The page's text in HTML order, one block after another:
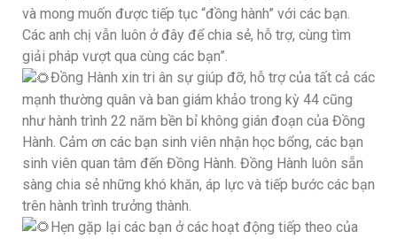
và mong muốn được tiếp tục “đồng hành” với các bạn.
Các anh chị vẫn luôn ở đây để chia sẻ, hỗ trợ, cùng tìm
giải pháp vượt qua cùng các bạn”.
Đồng Hành xin tri ân sự giúp đỡ, hỗ trợ của tất cả các
mạnh thường quân và ban giám khảo trong kỳ 44 cũng
như hành trình 22 năm bền bỉ không gián đoạn của Đồng
Hành. Cảm ơn các bạn sinh viên nhận học bổng, các bạn
sinh viên quan tâm đến Đồng Hành. Đồng Hành luôn sẵn
sàng chia sẻ những khó khăn, áp lực và tiếp bước các bạn
trên hành trình trưởng thành.
Hẹn gặp lại các bạn ở các hoạt động tiếp theo của